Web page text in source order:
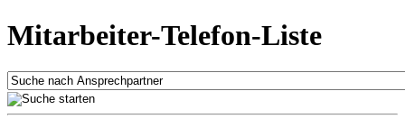
Mitarbeiter-Telefon-Liste